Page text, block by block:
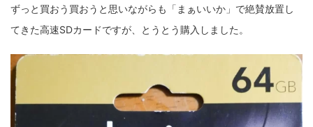
タグクラウド
Canon craft EM5II EOS Kiss X4 EOS R10
fujifilm
LENS LUMIX G100
LUMIX L10 LUMIX S9
ずっと買おう買おうと思いながらも「まぁいいか」で絶賛放置し
てきた高速SDカードですが、とうとう購入しました。